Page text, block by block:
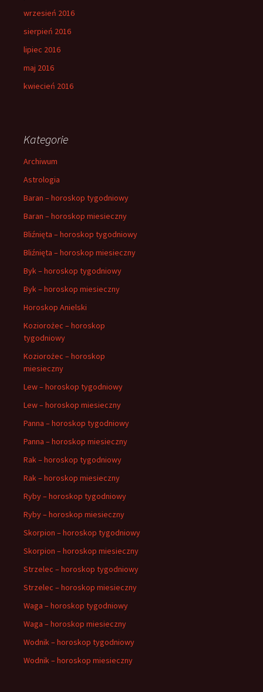
wrzesień 2016
sierpień 2016
lipiec 2016
maj 2016
kwiecień 2016
Kategorie
Archiwum
Astrologia
Baran – horoskop tygodniowy
Baran – horoskop miesieczny
Bliźnięta – horoskop tygodniowy
Bliźnięta – horoskop miesieczny
Byk – horoskop tygodniowy
Byk – horoskop miesieczny
Horoskop Anielski
Koziorożec – horoskop
tygodniowy
Koziorożec – horoskop
miesieczny
Lew – horoskop tygodniowy
Lew – horoskop miesieczny
Panna – horoskop tygodniowy
Panna – horoskop miesieczny
Rak – horoskop tygodniowy
Rak – horoskop miesieczny
Ryby – horoskop tygodniowy
Ryby – horoskop miesieczny
Skorpion – horoskop tygodniowy
Skorpion – horoskop miesieczny
Strzelec – horoskop tygodniowy
Strzelec – horoskop miesieczny
Waga – horoskop tygodniowy
Waga – horoskop miesieczny
Wodnik – horoskop tygodniowy
Wodnik – horoskop miesieczny